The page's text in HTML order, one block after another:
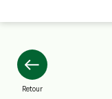
Retour